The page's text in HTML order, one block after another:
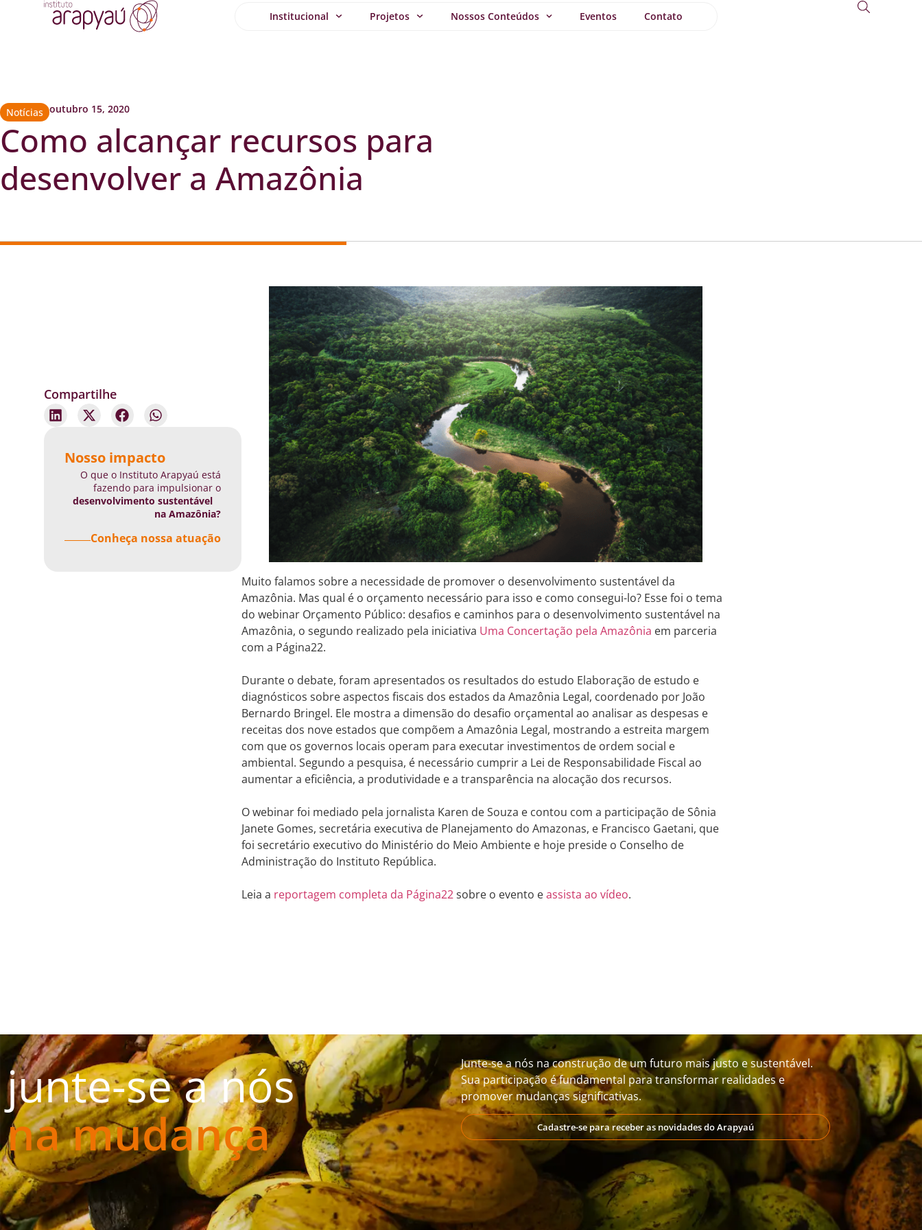
Institucional Projetos Nossos Conteúdos Eventos Contato
Notícias outubro 15, 2020
Como alcançar recursos para
desenvolver a Amazônia
Compartilhe
Nosso impacto
O que o Instituto Arapyaú está
fazendo para impulsionar o
desenvolvimento sustentável
na Amazônia?
Conheça nossa atuação
Muito falamos sobre a necessidade de promover o desenvolvimento sustentável da
Amazônia. Mas qual é o orçamento necessário para isso e como consegui-lo? Esse foi o tema
do webinar Orçamento Público: desafios e caminhos para o desenvolvimento sustentável na
Amazônia, o segundo realizado pela iniciativa Uma Concertação pela Amazônia em parceria
com a Página22.
Durante o debate, foram apresentados os resultados do estudo Elaboração de estudo e
diagnósticos sobre aspectos fiscais dos estados da Amazônia Legal, coordenado por João
Bernardo Bringel. Ele mostra a dimensão do desafio orçamental ao analisar as despesas e
receitas dos nove estados que compõem a Amazônia Legal, mostrando a estreita margem
com que os governos locais operam para executar investimentos de ordem social e
ambiental. Segundo a pesquisa, é necessário cumprir a Lei de Responsabilidade Fiscal ao
aumentar a eficiência, a produtividade e a transparência na alocação dos recursos.
O webinar foi mediado pela jornalista Karen de Souza e contou com a participação de Sônia
Janete Gomes, secretária executiva de Planejamento do Amazonas, e Francisco Gaetani, que
foi secretário executivo do Ministério do Meio Ambiente e hoje preside o Conselho de
Administração do Instituto República.
Leia a reportagem completa da Página22sobre o evento eassista ao vídeo.
junte-se a nós
na mudança
Junte-se a nós na construção de um futuro mais justo e sustentável.
Sua participação é fundamental para transformar realidades e
promover mudanças significativas.
Cadastre-se para receber as novidades do Arapyaú